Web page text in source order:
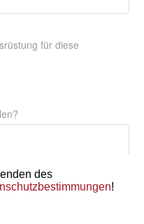
des
!